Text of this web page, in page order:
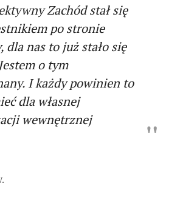
Zachód stał się
po stronie
dla nas to już stało się
o tym
I każdy powinien to
dla własnej
wewnętrznej